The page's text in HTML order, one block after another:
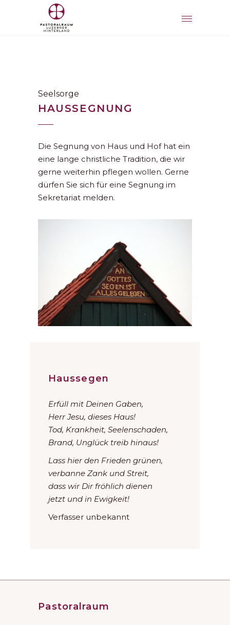
Seelsorge
HAUSSEGNUNG
Die Segnung von Haus und Hof hat ein
eine lange christliche Tradition, die wir
gerne weiterhin pflegen wollen. Gerne
dürfen Sie sich für eine Segnung im
Sekretariat melden.
Haussegen
Erfüll mit Deinen Gaben,
Herr Jesu, dieses Haus!
Tod, Krankheit, Seelenschaden,
Brand, Unglück treib hinaus!
Lass hier den Frieden grünen,
verbanne Zank und Streit,
dass wir Dir fröhlich dienen
jetzt und in Ewigkeit!
Verfasser unbekannt
Pastoralraum